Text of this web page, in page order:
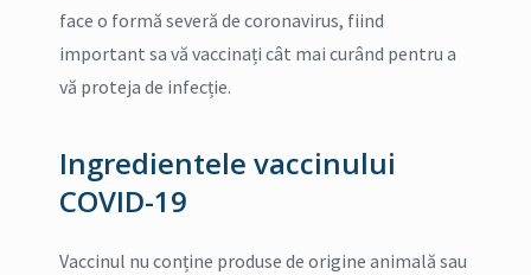
face o formă severă de coronavirus, fiind
important sa vă vaccinați cât mai curând pentru a
vă proteja de infecție.
Ingredientele vaccinului
COVID-19
Vaccinul nu conține produse de origine animală sau